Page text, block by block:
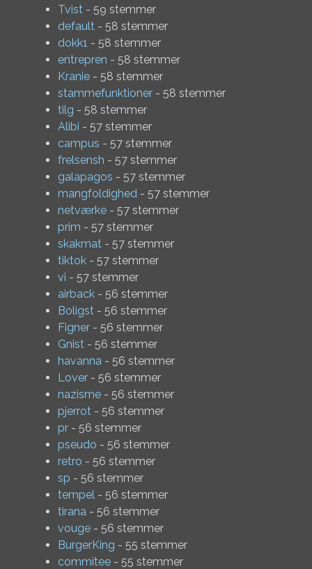
Tvist - 59 stemmer
default - 58 stemmer
dokk1 - 58 stemmer
entrepren - 58 stemmer
Kranie - 58 stemmer
stammefunktioner - 58 stemmer
tilg - 58 stemmer
Alibi - 57 stemmer
campus - 57 stemmer
frelsensh - 57 stemmer
galapagos - 57 stemmer
mangfoldighed - 57 stemmer
netværke - 57 stemmer
prim - 57 stemmer
skakmat - 57 stemmer
tiktok - 57 stemmer
vi - 57 stemmer
airback - 56 stemmer
Boligst - 56 stemmer
Figner - 56 stemmer
Gnist - 56 stemmer
havanna - 56 stemmer
Lover - 56 stemmer
nazisme - 56 stemmer
pjerrot - 56 stemmer
pr - 56 stemmer
pseudo - 56 stemmer
retro - 56 stemmer
sp - 56 stemmer
tempel - 56 stemmer
tirana - 56 stemmer
vouge - 56 stemmer
BurgerKing - 55 stemmer
commitee - 55 stemmer